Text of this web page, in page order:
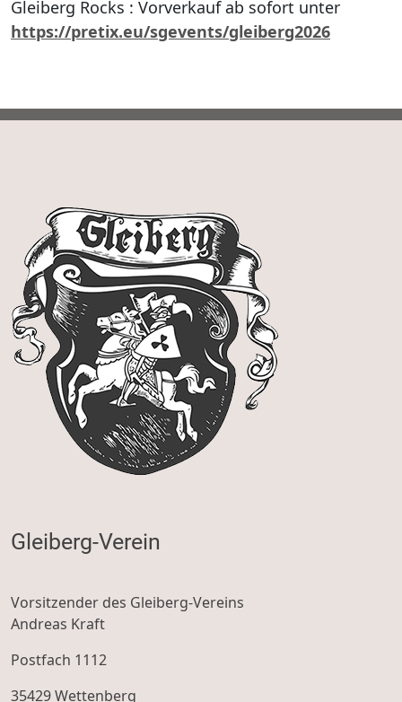
Gleiberg Rocks : Vorverkauf ab sofort unter
https://pretix.eu/sgevents/gleiberg2026
Gleiberg-Verein
Vorsitzender des Gleiberg-Vereins
Andreas Kraft
Postfach 1112
35429 Wettenberg